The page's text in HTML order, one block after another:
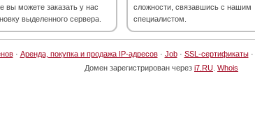
вы можете заказать у нас
выделенного сервера.
сложности, связавшись с нашим
специалистом.
· Аренда, покупка и продажа IP-адресов· Job· SSL-сертификаты·
Домен зарегистрирован через i7.RU Whois